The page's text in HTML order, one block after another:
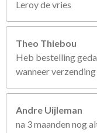
Leroy de vries
Theo Thiebou
Heb bestelling
wanneer
Andre Uijleman
na 3 maanden nog